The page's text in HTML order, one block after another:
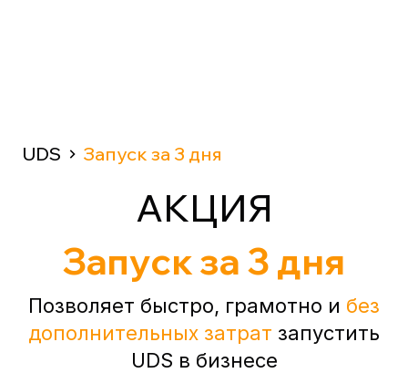
UDS Запуск за 3 дня
АКЦИЯ
Запуск за 3 дня
Позволяет быстро, грамотно и без
дополнительных затрат запустить
UDS в бизнесе